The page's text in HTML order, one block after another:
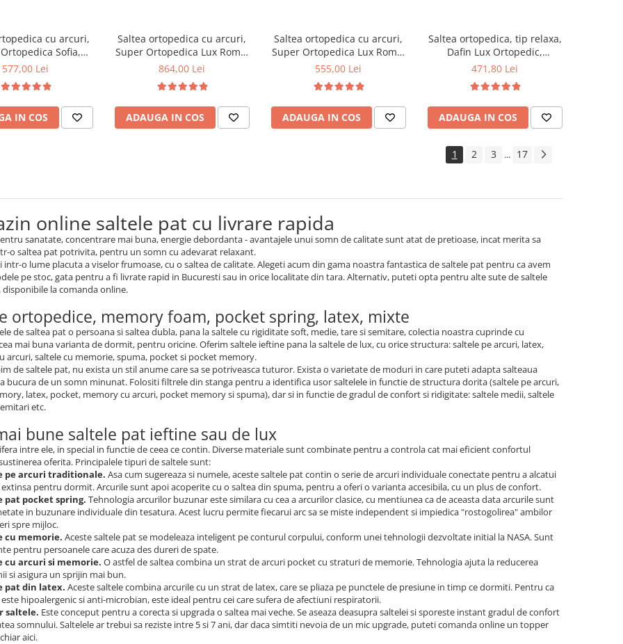
cu arcuri,
Sofia,
fermitate
iarna, sistem
cu butoni, Saltex
577,00 Lei
IN COS
Saltea ortopedica cu arcuri,
Super Ortopedica Lux Roma,
140x200x23cm, fermitate tare,
vara-iarna, sistem aerisire
perimetral, Saltex
864,00 Lei
ADAUGA IN COS
Saltea ortopedica cu arcuri,
Super Ortopedica Lux Roma,
90x200x23cm, fermitate tare,
vara-iarna, sistem aerisire
perimetral, Saltex
555,00 Lei
ADAUGA IN COS
Saltea ortopedica, tip relaxa,
Dafin Lux Ortopedic,
120x200x21cm, fermitate
Bonell, fata vara-iarna, sistem
de aerisire cu butoni, Salt
Confort
471,80 Lei
ADAUGA IN COS
1 2 3 ... 17
online saltele pat cu livrare rapida
sanatate, concentrare mai buna, energie debordanta - avantajele unui somn de calitate sunt atat de pretioase, incat merita sa
o saltea pat potrivita, pentru un somn cu adevarat relaxant.
intr-o lume placuta a viselor frumoase, cu o saltea de calitate. Alegeti acum din gama noastra fantastica de saltele pat pentru ca avem
pe stoc, gata pentru a fi livrate rapid in Bucuresti sau in orice localitate din tara. Alternativ, puteti opta pentru alte sute de saltele
disponibile la comanda online.
ortopedice, memory foam, pocket spring, latex, mixte
de saltea pat o persoana si saltea dubla, pana la saltele cu rigiditate soft, medie, tare si semitare, colectia noastra cuprinde cu
mai buna varianta de dormit, pentru oricine. Oferim saltele ieftine pana la saltele de lux, cu orice structura: saltele pe arcuri, latex,
arcuri, saltele cu memorie, spuma, pocket si pocket memory.
de saltele pat, nu exista un stil anume care sa se potriveasca tuturor. Exista o varietate de moduri in care puteti adapta salteaua
bucura de un somn minunat. Folositi filtrele din stanga pentru a identifica usor saltelele in functie de structura dorita (saltele pe arcuri,
latex, pocket, memory cu arcuri, pocket memory si spuma), dar si in functie de gradul de confort si ridigitate: saltele medii, saltele
etc.
bune saltele pat ieftine sau de lux
intre ele, in special in functie de ceea ce contin. Diverse materiale sunt combinate pentru a controla cat mai eficient confortul
oferita. Principalele tipuri de saltele sunt:
pe arcuri traditionale. Asa cum sugereaza si numele, aceste saltele pat contin o serie de arcuri individuale conectate pentru a alcatui
pentru dormit. Arcurile sunt apoi acoperite cu o saltea din spuma, pentru a oferi o varianta accesibila, cu un plus de confort.
pat pocket spring. Tehnologia arcurilor buzunar este similara cu cea a arcurilor clasice, cu mentiunea ca de aceasta data arcurile sunt
in buzunare individuale din tesatura. Acest lucru permite fiecarui arc sa se miste independent si impiedica "rostogolirea" ambilor
spre mijloc.
cu memorie. Aceste saltele pat se modeleaza inteligent pe conturul corpului, conform unei tehnologii dezvoltate initial la NASA. Sunt
pentru persoanele care acuza des dureri de spate.
cu arcuri si memorie. O astfel de saltea combina un strat de arcuri pocket cu straturi de memorie. Tehnologia ajuta la reducerea
si asigura un sprijin mai bun.
pat din latex. Aceste saltele combina arcurile cu un strat de latex, care se pliaza pe punctele de presiune in timp ce dormiti. Pentru ca
hipoalergenic si anti-microbian, este ideal pentru cei care sufera de afectiuni respiratorii.
saltele. Este conceput pentru a corecta si upgrada o saltea mai veche. Se aseaza deasupra saltelei si sporeste instant gradul de confort
somnului. Saltelele ar trebui sa reziste intre 5 si 7 ani, dar daca simtiti nevoia de un mic upgrade, puteti comanda online un topper
aici.